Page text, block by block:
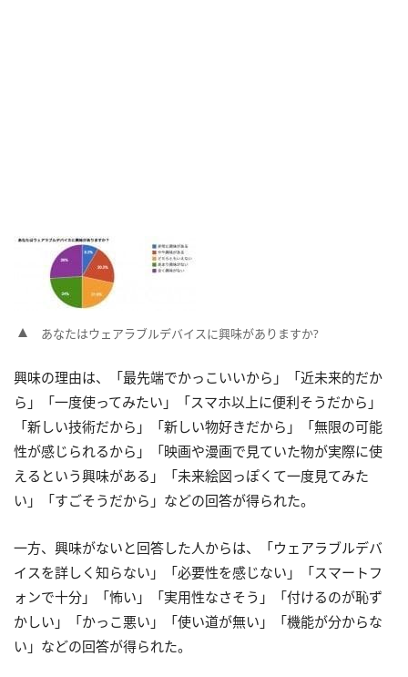
あなたはウェアラブルデバイスに興味がありますか?
興味の理由は、「最先端でかっこいいから」「近未来的だか
ら」「一度使ってみたい」「スマホ以上に便利そうだから」
「新しい技術だから」「新しい物好きだから」「無限の可能
性が感じられるから」「映画や漫画で見ていた物が実際に使
えるという興味がある」「未来絵図っぽくて一度見てみた
い」「すごそうだから」などの回答が得られた。
一方、興味がないと回答した人からは、「ウェアラブルデバ
イスを詳しく知らない」「必要性を感じない」「スマートフ
ォンで十分」「怖い」「実用性なさそう」「付けるのが恥ず
かしい」「かっこ悪い」「使い道が無い」「機能が分からな
い」などの回答が得られた。